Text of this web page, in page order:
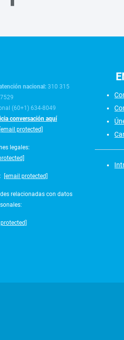
nacional: 310 315
7529
(60+1) 634-8049
conversación aquí
[email protected]
legales:
[email protected]
relacionadas con datos